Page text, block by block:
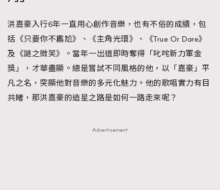
洪嘉豪入行6年一直用心創作音樂，也有不俗的成績，包
括《只要你不尷尬》、《主角光環》、《True Or Dare》
及《謎之微笑》。當年一出道即時奪得「叱咤新力軍金
獎」，才華盡顯。總是嘗試不同風格的他，以「嘉豪」平
凡之名，突顯他對音樂的多元化魅力。他的歌唱實力有目
共睹，那洪嘉豪的造星之路是如何一路走來呢？
Advertisement